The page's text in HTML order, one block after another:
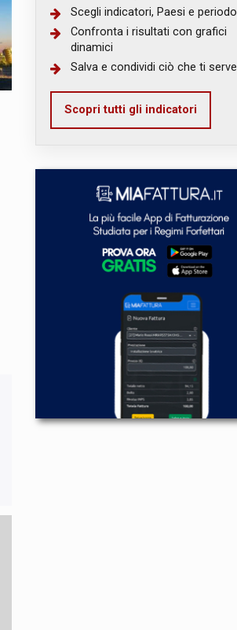
Scegli indicatori, Paesi e periodo
Confronta i risultati con grafici
dinamici
Salva e condividi ciò che ti serve
Scopri tutti gli indicatori